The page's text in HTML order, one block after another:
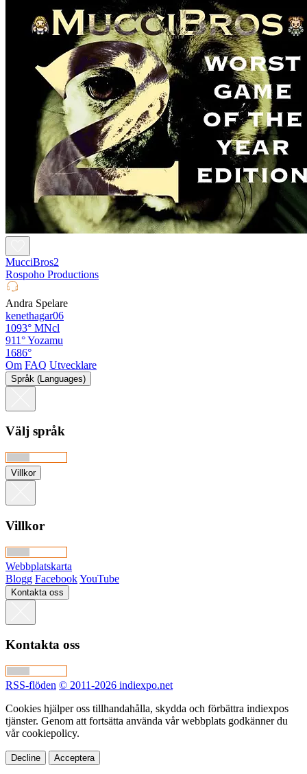
MucciBros2
Rospoho Productions
Andra Spelare
kenethagar06
1093° MNcl
911°Yozamu
1686°
Om FAQ Utvecklare
Språk (Languages)
Välj språk
Villkor
Villkor
Webbplatskarta
Blogg FacebookYouTube
Kontakta oss
Kontakta oss
RSS-flöden © 2011-2026 indiexpo.net
Cookies hjälper oss tillhandahålla, skydda och förbättra indiexpos
tjänster. Genom att fortsätta använda vår webbplats godkänner du
vår cookiepolicy.
Decline Acceptera